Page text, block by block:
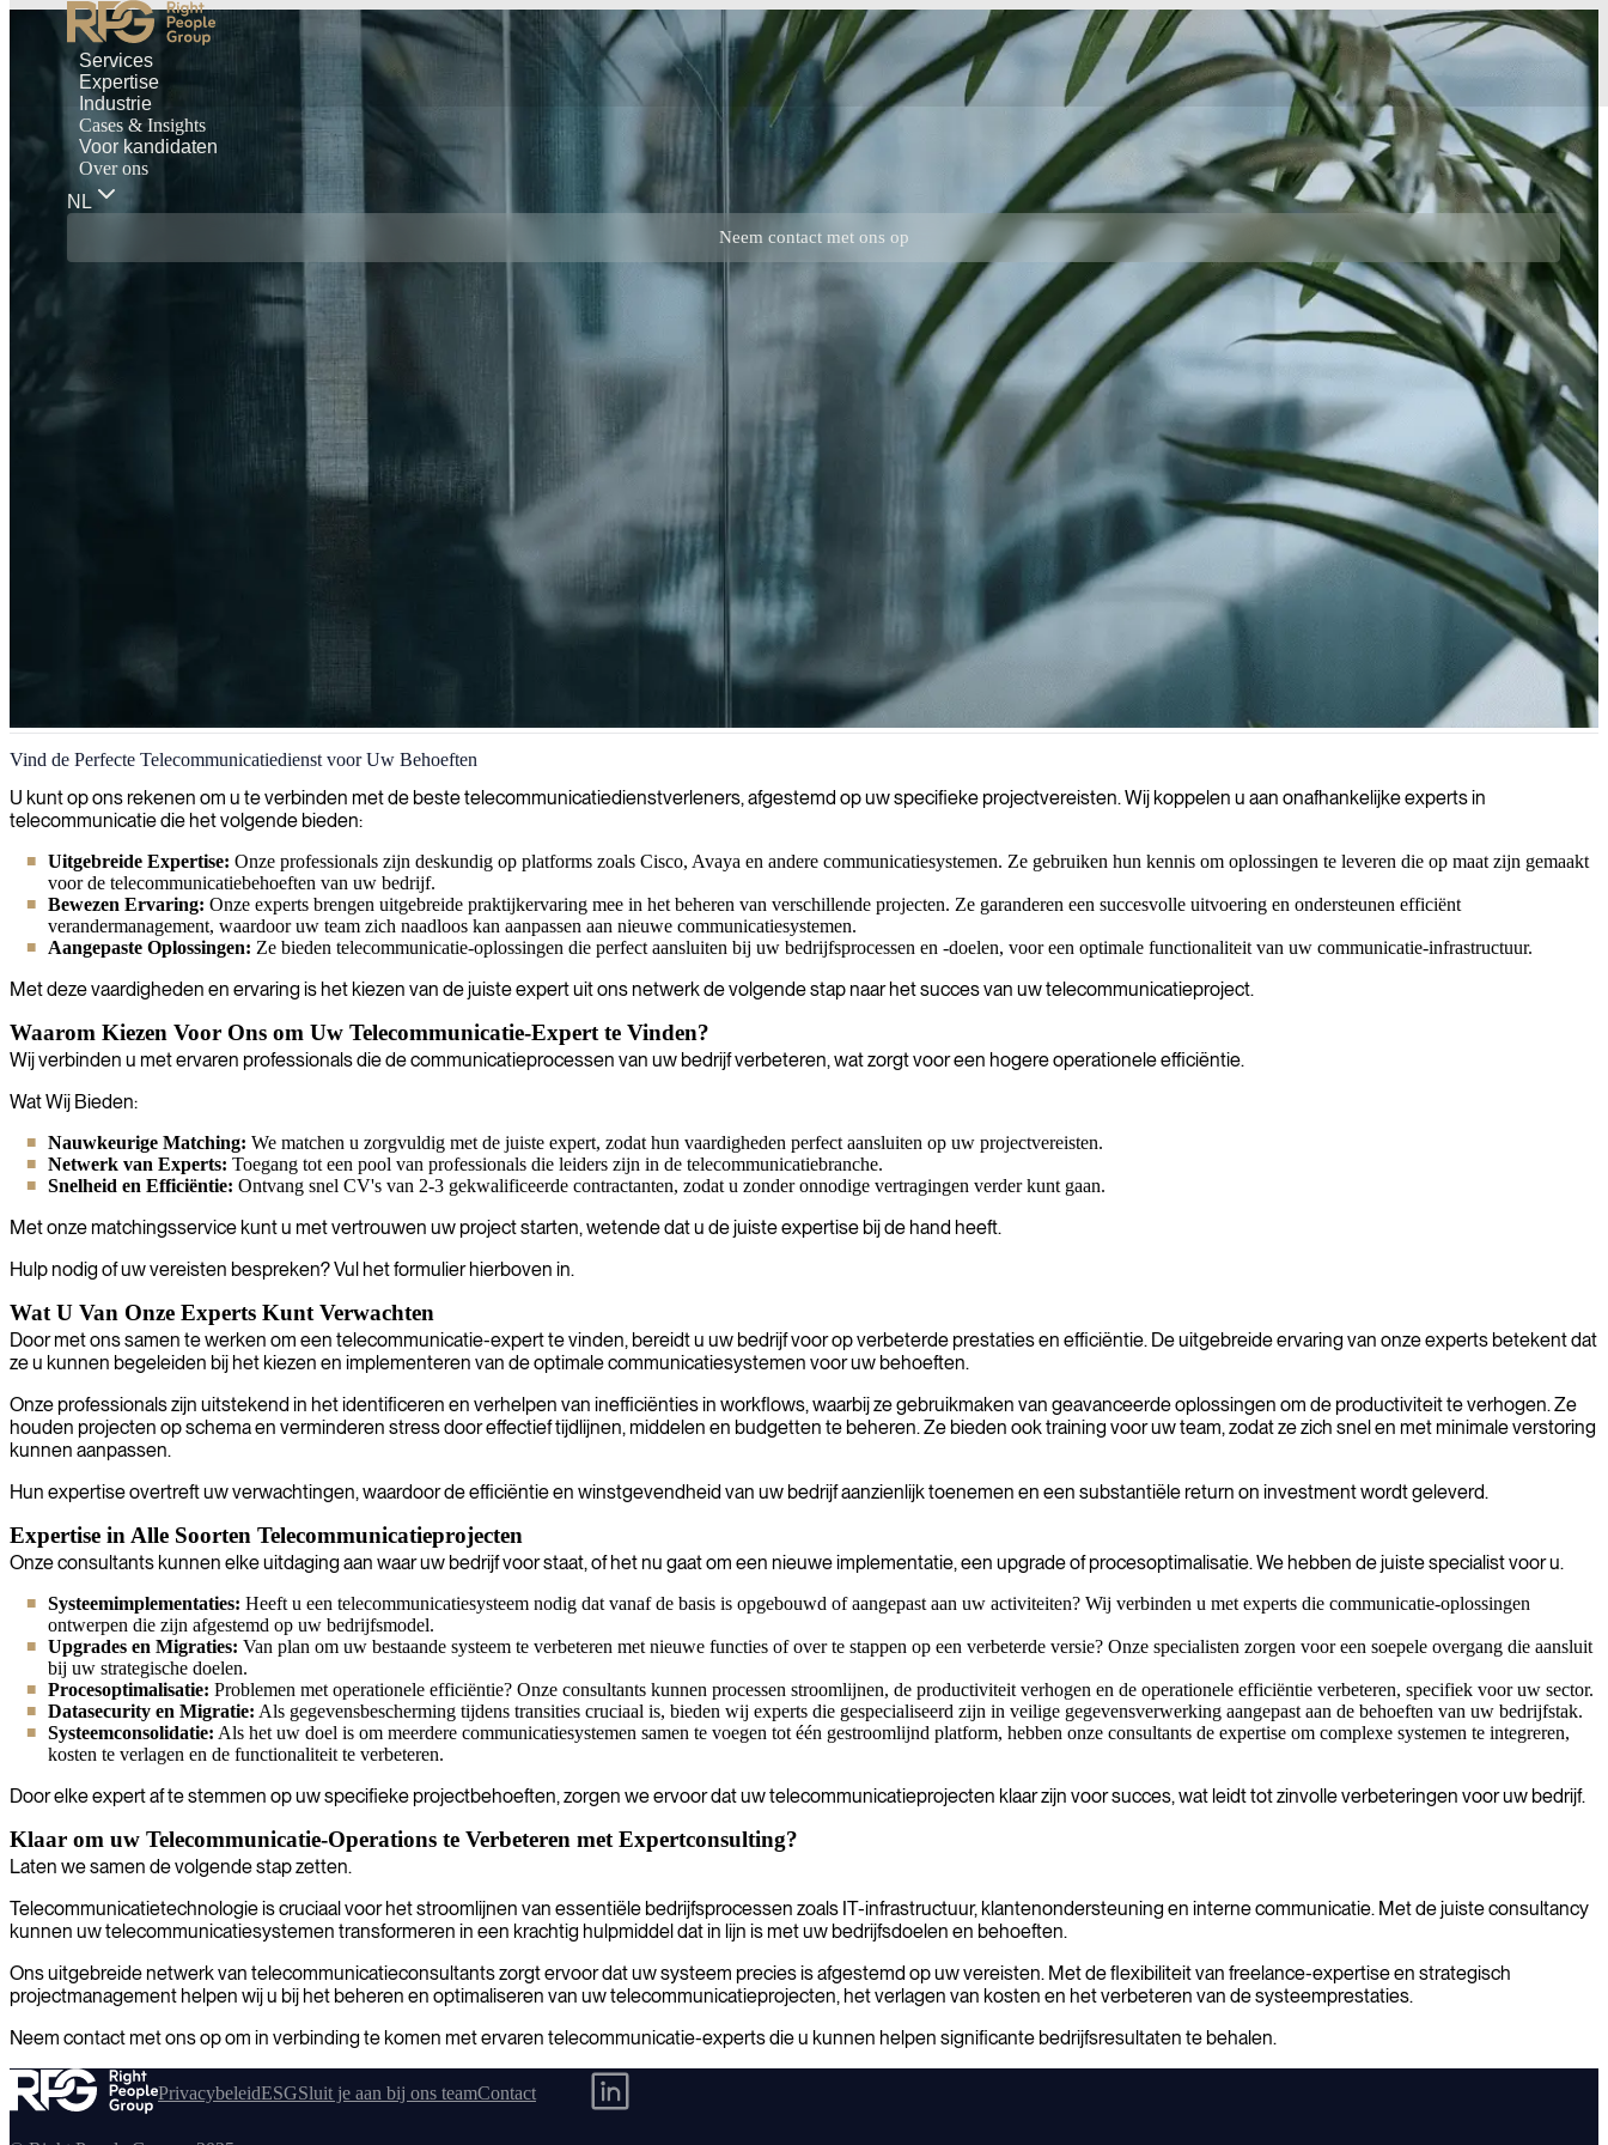
Services
Expertise
Industrie
Cases & Insights
Voor kandidaten
Over ons
NL
Neem contact met ons op
Telecommunicatie
Wij leveren telecomexperts die zorgen voor optimale serviceprestaties en efficiënte netwerkoperaties, waardoor u een concurrentievoordeel behoudt in het voortdurend evoluerende telecommunicatielandschap.
Vind de Perfecte Telecommunicatiedienst voor Uw Behoeften
U kunt op ons rekenen om u te verbinden met de beste telecommunicatiedienstverleners, afgestemd op uw specifieke projectvereisten. Wij koppelen u aan onafhankelijke experts in
telecommunicatie die het volgende bieden:
Uitgebreide Expertise: Onze professionals zijn deskundig op platforms zoals Cisco, Avaya en andere communicatiesystemen. Ze gebruiken hun kennis om oplossingen te leveren die op maat zijn gemaakt
voor de telecommunicatiebehoeften van uw bedrijf.
Bewezen Ervaring: Onze experts brengen uitgebreide praktijkervaring mee in het beheren van verschillende projecten. Ze garanderen een succesvolle uitvoering en ondersteunen efficiënt
verandermanagement, waardoor uw team zich naadloos kan aanpassen aan nieuwe communicatiesystemen.
Aangepaste Oplossingen: Ze bieden telecommunicatie-oplossingen die perfect aansluiten bij uw bedrijfsprocessen en -doelen, voor een optimale functionaliteit van uw communicatie-infrastructuur.
Met deze vaardigheden en ervaring is het kiezen van de juiste expert uit ons netwerk de volgende stap naar het succes van uw telecommunicatieproject.
Waarom Kiezen Voor Ons om Uw Telecommunicatie-Expert te Vinden?
Wij verbinden u met ervaren professionals die de communicatieprocessen van uw bedrijf verbeteren, wat zorgt voor een hogere operationele efficiëntie.
Wat Wij Bieden:
Nauwkeurige Matching: We matchen u zorgvuldig met de juiste expert, zodat hun vaardigheden perfect aansluiten op uw projectvereisten.
Netwerk van Experts: Toegang tot een pool van professionals die leiders zijn in de telecommunicatiebranche.
Snelheid en Efficiëntie: Ontvang snel CV's van 2-3 gekwalificeerde contractanten, zodat u zonder onnodige vertragingen verder kunt gaan.
Met onze matchingsservice kunt u met vertrouwen uw project starten, wetende dat u de juiste expertise bij de hand heeft.
Hulp nodig of uw vereisten bespreken? Vul het formulier hierboven in.
Wat U Van Onze Experts Kunt Verwachten
Door met ons samen te werken om een telecommunicatie-expert te vinden, bereidt u uw bedrijf voor op verbeterde prestaties en efficiëntie. De uitgebreide ervaring van onze experts betekent dat
ze u kunnen begeleiden bij het kiezen en implementeren van de optimale communicatiesystemen voor uw behoeften.
Onze professionals zijn uitstekend in het identificeren en verhelpen van inefficiënties in workflows, waarbij ze gebruikmaken van geavanceerde oplossingen om de productiviteit te verhogen. Ze
houden projecten op schema en verminderen stress door effectief tijdlijnen, middelen en budgetten te beheren. Ze bieden ook training voor uw team, zodat ze zich snel en met minimale verstoring
kunnen aanpassen.
Hun expertise overtreft uw verwachtingen, waardoor de efficiëntie en winstgevendheid van uw bedrijf aanzienlijk toenemen en een substantiële return on investment wordt geleverd.
Expertise in Alle Soorten Telecommunicatieprojecten
Onze consultants kunnen elke uitdaging aan waar uw bedrijf voor staat, of het nu gaat om een nieuwe implementatie, een upgrade of procesoptimalisatie. We hebben de juiste specialist voor u.
Systeemimplementaties: Heeft u een telecommunicatiesysteem nodig dat vanaf de basis is opgebouwd of aangepast aan uw activiteiten? Wij verbinden u met experts die communicatie-oplossingen
ontwerpen die zijn afgestemd op uw bedrijfsmodel.
Upgrades en Migraties: Van plan om uw bestaande systeem te verbeteren met nieuwe functies of over te stappen op een verbeterde versie? Onze specialisten zorgen voor een soepele overgang die aansluit
bij uw strategische doelen.
Procesoptimalisatie: Problemen met operationele efficiëntie? Onze consultants kunnen processen stroomlijnen, de productiviteit verhogen en de operationele efficiëntie verbeteren, specifiek voor uw sector.
Datasecurity en Migratie: Als gegevensbescherming tijdens transities cruciaal is, bieden wij experts die gespecialiseerd zijn in veilige gegevensverwerking aangepast aan de behoeften van uw bedrijfstak.
Systeemconsolidatie: Als het uw doel is om meerdere communicatiesystemen samen te voegen tot één gestroomlijnd platform, hebben onze consultants de expertise om complexe systemen te integreren,
kosten te verlagen en de functionaliteit te verbeteren.
Door elke expert af te stemmen op uw specifieke projectbehoeften, zorgen we ervoor dat uw telecommunicatieprojecten klaar zijn voor succes, wat leidt tot zinvolle verbeteringen voor uw bedrijf.
Klaar om uw Telecommunicatie-Operations te Verbeteren met Expertconsulting?
Laten we samen de volgende stap zetten.
Telecommunicatietechnologie is cruciaal voor het stroomlijnen van essentiële bedrijfsprocessen zoals IT-infrastructuur, klantenondersteuning en interne communicatie. Met de juiste consultancy
kunnen uw telecommunicatiesystemen transformeren in een krachtig hulpmiddel dat in lijn is met uw bedrijfsdoelen en behoeften.
Ons uitgebreide netwerk van telecommunicatieconsultants zorgt ervoor dat uw systeem precies is afgestemd op uw vereisten. Met de flexibiliteit van freelance-expertise en strategisch
projectmanagement helpen wij u bij het beheren en optimaliseren van uw telecommunicatieprojecten, het verlagen van kosten en het verbeteren van de systeemprestaties.
Neem contact met ons op om in verbinding te komen met ervaren telecommunicatie-experts die u kunnen helpen significante bedrijfsresultaten te behalen.
PrivacybeleidESGSluit je aan bij ons teamContact